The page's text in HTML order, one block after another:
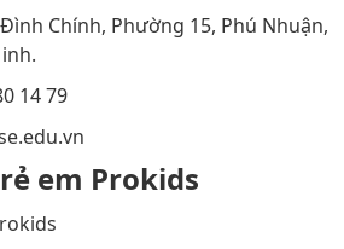
Chính, Phường 15, Phú Nhuận,
14 79
em Prokids